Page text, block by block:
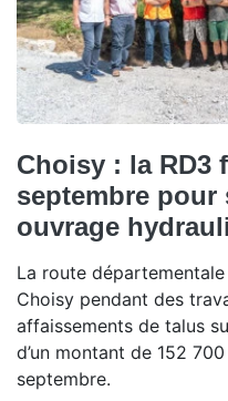
Choisy : la RD3
septembre pour
ouvrage
La route
Choisy pendant des
affaissements de talus
d’un montant de 152
septembre.